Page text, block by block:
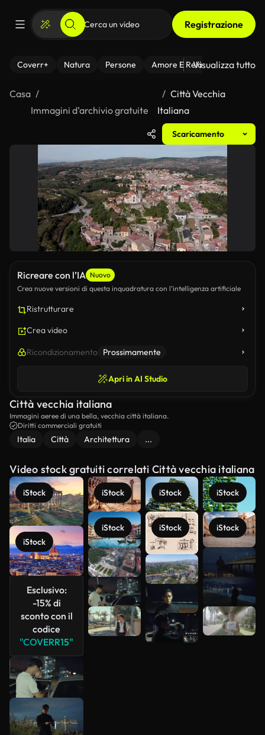
Registrazione
Coverr+ Natura Persone Amore E Relazioni Il
Visualizza tutto
Casa
Immagini d’archivio gratuite
Città Vecchia
Italiana
Scaricamento
Ricreare con l’IA Nuovo
Crea nuove versioni di questa inquadratura con l’intelligenza artificiale
Ristrutturare
Crea video
Ricondizionamento Prossimamente
Apri in AI Studio
Città vecchia italiana
Immagini aeree di una bella, vecchia città italiana.
Diritti commerciali gratuiti
Italia Città Architettura ...
Video stock gratuiti correlati Città vecchia italiana
iStock
iStock
Esclusivo:
-15% di
sconto con il
codice
"COVERR15"
iStock
iStock
iStock
iStock
iStock
iStock
Scopri di
più